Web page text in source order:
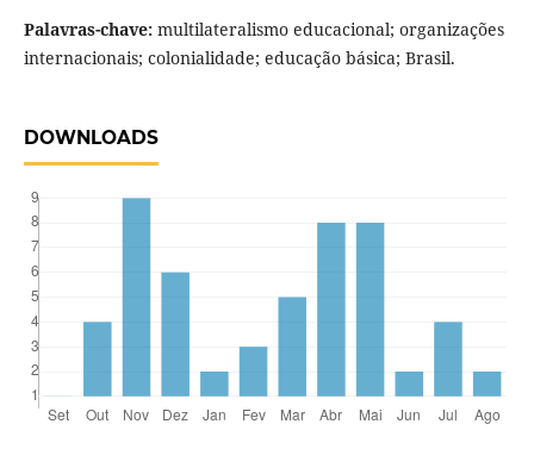
Palavras-chave:multilateralismo educacional; organizações
internacionais; colonialidade; educação básica; Brasil.
DOWNLOADS